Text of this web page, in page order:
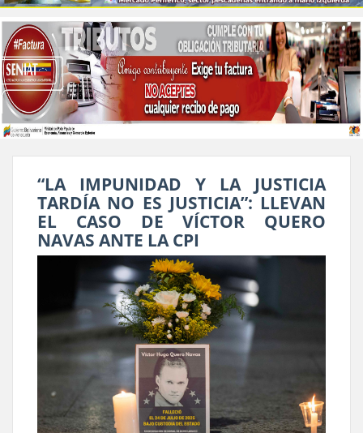
“LA IMPUNIDAD Y LA JUSTICIA
TARDÍA NO ES JUSTICIA”: LLEVAN
EL CASO DE VÍCTOR QUERO
NAVAS ANTE LA CPI